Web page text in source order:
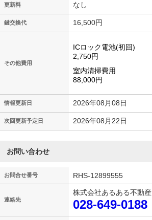
更新料 なし
鍵交換代 16,500円
その他費用
ICロック電池(初回)
2,750円
室内清掃費用
88,000円
情報更新日 2026年08月08日
次回更新予定日 2026年08月22日
お問い合わせ
お問合せ番号 RHS-12899555
連絡先
株式会社あるある不動産
028-649-0188